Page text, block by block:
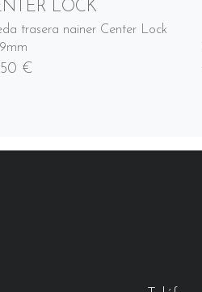
LOCK
trasera nainer Center Lock
€